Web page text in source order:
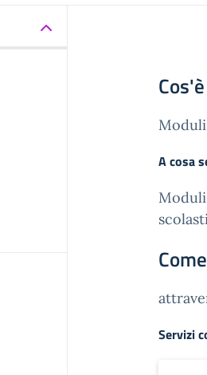
Cos'è
A cosa
Servizi